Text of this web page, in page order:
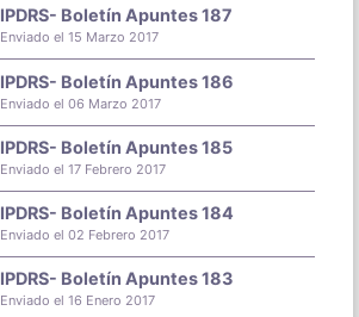
IPDRS- Boletín Apuntes 187
Enviado el 15 Marzo 2017
IPDRS- Boletín Apuntes 186
Enviado el 06 Marzo 2017
IPDRS- Boletín Apuntes 185
Enviado el 17 Febrero 2017
IPDRS- Boletín Apuntes 184
Enviado el 02 Febrero 2017
IPDRS- Boletín Apuntes 183
Enviado el 16 Enero 2017